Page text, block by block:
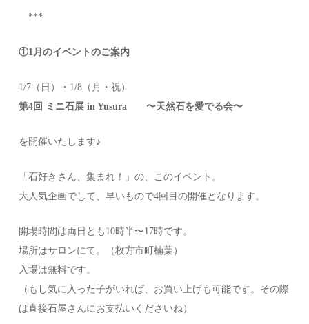
***
①1月のイベントのご案内
1/7（日）・1/8（月・祝）
第4回 ミニ石展 in Yusura 〜天然石を愛でる会〜
を開催いたします♪
「石好きさん、集まれ！」の、このイベント。
大人気企画でして、早いもので4回目の開催となります。
開場時間は両日とも10時半〜17時です。
場所はサロンにて。（枚方市町楠葉）
入場は無料です。
（もし気に入った子がいれば、お買い上げも可能です。その際
は直接石屋さんにお支払いくださいね）